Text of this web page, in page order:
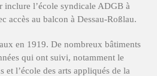
l’école syndicale ADGB à
accès au balcon à Dessau-Roßlau.
en 1919. De nombreux bâtiments
qui ont suivi, notamment le
l’école des arts appliqués de la